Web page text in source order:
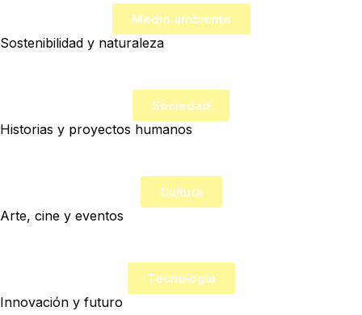
Medio ambiente
Sostenibilidad y naturaleza
Sociedad
Historias y proyectos humanos
Cultura
Arte, cine y eventos
Tecnología
Innovación y futuro